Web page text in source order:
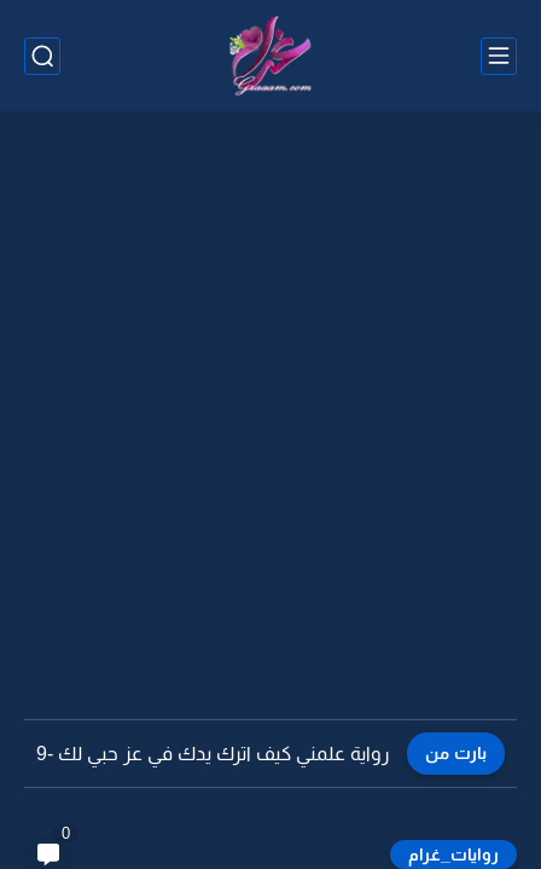
بارت من رواية علمني كيف اترك يدك في عز حبي لك -8
روايات_غرام
0